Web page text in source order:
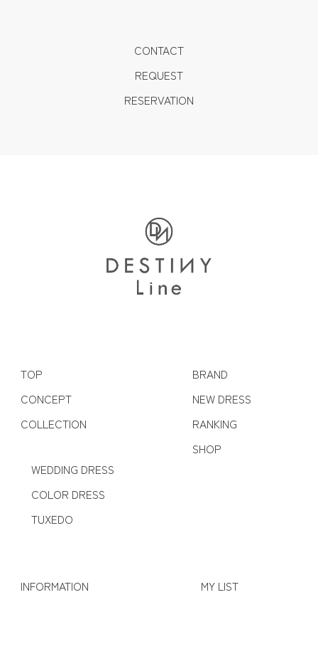
CONTACT
REQUEST
RESERVATION
TOP
CONCEPT
COLLECTION
WEDDING DRESS
COLOR DRESS
TUXEDO
BRAND
NEW DRESS
RANKING
SHOP
INFORMATION MY LIST